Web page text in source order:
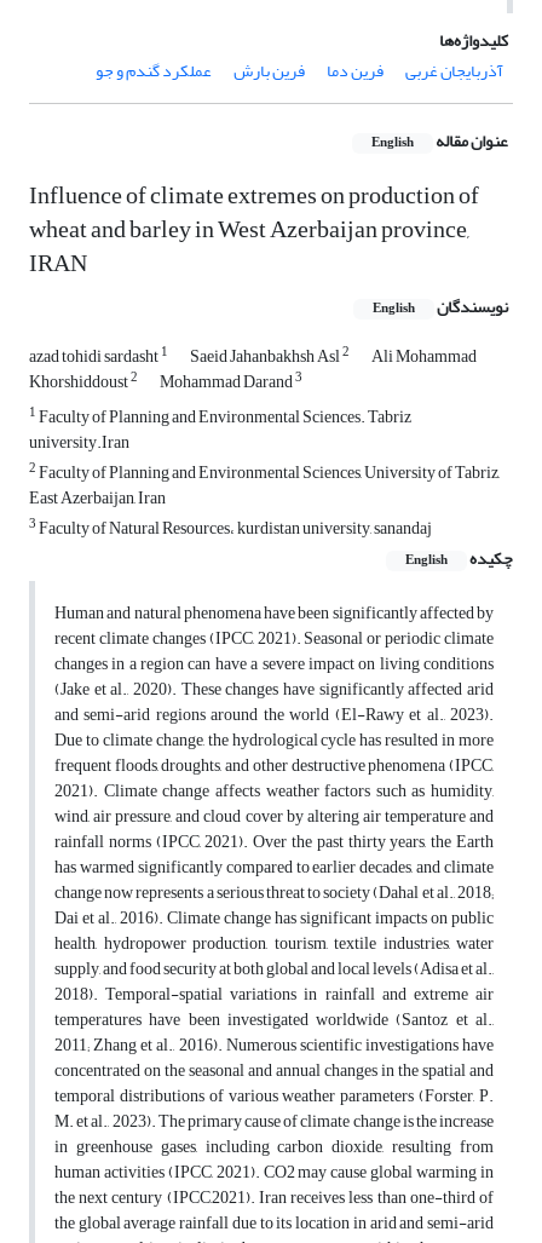
کلیدواژه‌ها
آذربایجان غربی
فرین دما فرین بارش عملکرد گندم و جو
عنوان مقاله English
Influence of climate extremes on production of
wheat and barley in West Azerbaijan province,
IRAN
نویسندگان English
azad tohidi sardasht1 Saeid Jahanbakhsh Asl2 Ali Mohammad
Khorshiddoust2 Mohammad Darand3
1Faculty of Planning and Environmental Sciences. Tabriz
university.Iran
2Faculty of Planning and Environmental Sciences, University of Tabriz,
East Azerbaijan, Iran
3Faculty of Natural Resources، kurdistan university, sanandaj
چکیده
English
Human and natural phenomena have been significantly affected by
recent climate changes (IPCC, 2021). Seasonal or periodic climate
changes in a region can have a severe impact on living conditions
(Jake et al., 2020). These changes have significantly affected arid
and semi-arid regions around the world (El-Rawy et al., 2023).
Due to climate change, the hydrological cycle has resulted in more
frequent floods, droughts, and other destructive phenomena (IPCC,
2021). Climate change affects weather factors such as humidity,
wind, air pressure, and cloud cover by altering air temperature and
rainfall norms (IPCC, 2021). Over the past thirty years, the Earth
has warmed significantly compared to earlier decades, and climate
change now represents a serious threat to society (Dahal et al., 2018;
Dai et al., 2016). Climate change has significant impacts on public
health, hydropower production, tourism, textile industries, water
supply, and food security at both global and local levels (Adisa et al.,
2018). Temporal-spatial variations in rainfall and extreme air
temperatures have been investigated worldwide (Santoz et al.,
2011; Zhang et al., 2016). Numerous scientific investigations have
concentrated on the seasonal and annual changes in the spatial and
temporal distributions of various weather parameters (Forster, P.
M. et al., 2023). The primary cause of climate change is the increase
in greenhouse gases, including carbon dioxide, resulting from
human activities (IPCC, 2021). CO2 may cause global warming in
the next century (IPCC,2021). Iran receives less than one-third of
the global average rainfall due to its location in arid and semi-arid